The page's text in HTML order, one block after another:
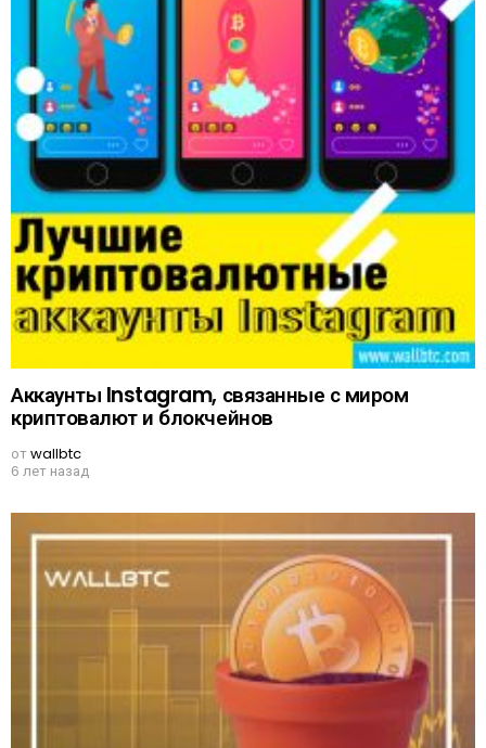
Аккаунты Instagram, связанные с миром
криптовалют и блокчейнов
отwallbtc
6 лет назад